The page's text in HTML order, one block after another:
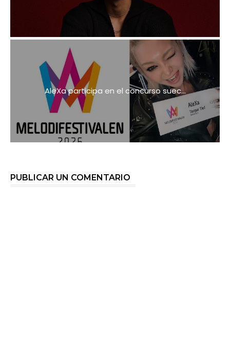
AleXa participa en el concurso suec...
PUBLICAR UN COMENTARIO